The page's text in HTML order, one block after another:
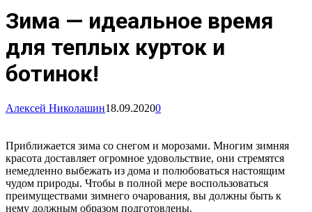
Зима — идеальное время
для теплых курток и
ботинок!
Алексей Николашин18.09.20200
Приближается зима со снегом и морозами. Многим зимняя
красота доставляет огромное удовольствие, они стремятся
немедленно выбежать из дома и полюбоваться настоящим
чудом природы. Чтобы в полной мере воспользоваться
преимуществами зимнего очарования, вы должны быть к
нему должным образом подготовлены.